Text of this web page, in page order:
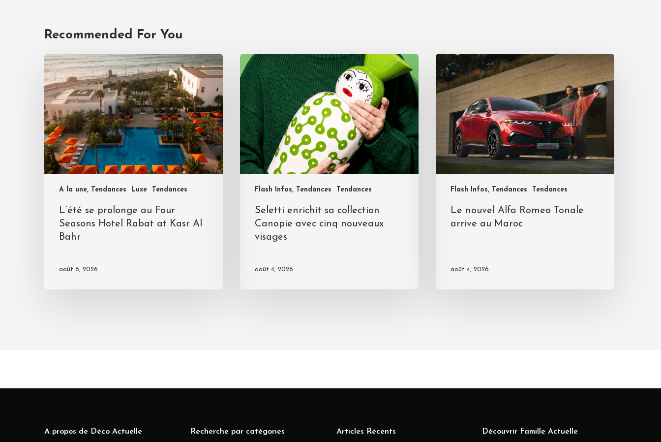
Recommended For You
A la une, Tendances Luxe Tendances
L’été se prolonge au Four
Seasons Hotel Rabat at Kasr Al
Bahr
août 6, 2026
Flash Infos, Tendances Tendances
Seletti enrichit sa collection
Canopie avec cinq nouveaux
visages
août 4, 2026
Flash Infos, Tendances Tendances
Le nouvel Alfa Romeo Tonale
arrive au Maroc
août 4, 2026
A propos de Déco Actuelle Recherche par catégories Articles Récents Découvrir Famille Actuelle